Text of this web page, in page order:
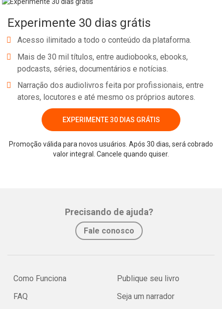
Experimente 30 dias grátis
Acesso ilimitado a todo o conteúdo da plataforma.
Mais de 30 mil títulos, entre audiobooks, ebooks,
podcasts, séries, documentários e notícias.
Narração dos audiolivros feita por profissionais, entre
atores, locutores e até mesmo os próprios autores.
EXPERIMENTE 30 DIAS GRÁTIS
Promoção válida para novos usuários. Após 30 dias, será cobrado
valor integral. Cancele quando quiser.
Precisando de ajuda?
Fale conosco
Como Funciona
FAQ
Publique seu livro
Seja um narrador